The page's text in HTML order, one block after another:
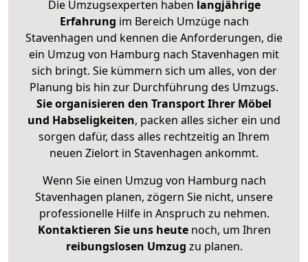
Die Umzugsexperten haben langjährige
Erfahrung im Bereich Umzüge nach
Stavenhagen und kennen die Anforderungen, die
ein Umzug von Hamburg nach Stavenhagen mit
sich bringt. Sie kümmern sich um alles, von der
Planung bis hin zur Durchführung des Umzugs.
Sie organisieren den Transport Ihrer Möbel
und Habseligkeiten, packen alles sicher ein und
sorgen dafür, dass alles rechtzeitig an Ihrem
neuen Zielort in Stavenhagen ankommt.
Wenn Sie einen Umzug von Hamburg nach
Stavenhagen planen, zögern Sie nicht, unsere
professionelle Hilfe in Anspruch zu nehmen.
Kontaktieren Sie uns heutenoch, um Ihren
reibungslosen Umzug zu planen.